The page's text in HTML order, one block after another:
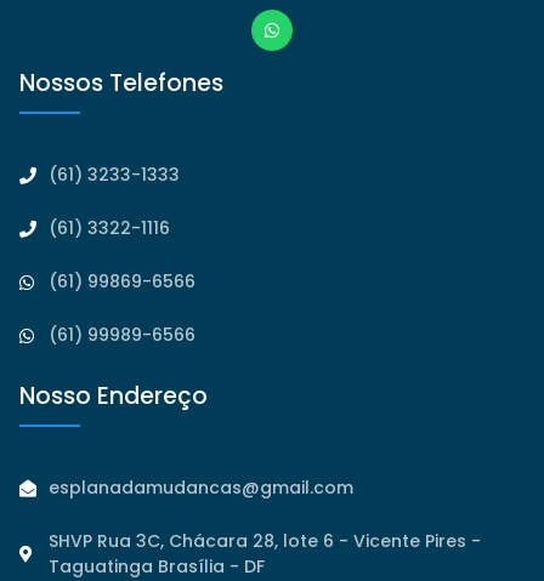
Nossos Telefones
(61) 3233-1333
(61) 3322-1116
(61) 99869-6566
(61) 99989-6566
Nosso Endereço
esplanadamudancas@gmail.com
SHVP Rua 3C, Chácara 28, lote 6 - Vicente Pires -
Taguatinga Brasília - DF